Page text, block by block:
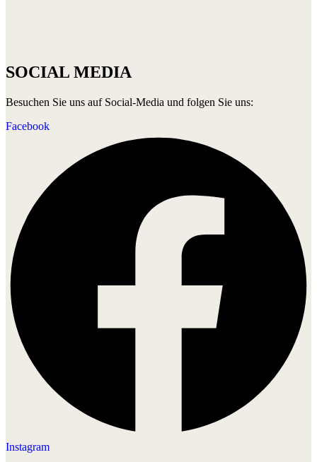
SOCIAL MEDIA
Besuchen Sie uns auf Social-Media und folgen Sie uns:
Facebook
Instagram